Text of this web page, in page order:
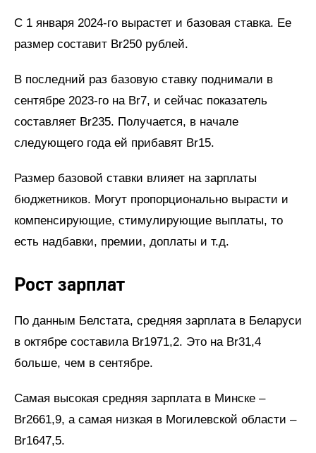
С 1 января 2024-го вырастет и базовая ставка. Ее
размер составит Br250 рублей.
В последний раз базовую ставку поднимали в
сентябре 2023-го на Br7, и сейчас показатель
составляет Br235. Получается, в начале
следующего года ей прибавят Br15.
Размер базовой ставки влияет на зарплаты
бюджетников. Могут пропорционально вырасти и
компенсирующие, стимулирующие выплаты, то
есть надбавки, премии, доплаты и т.д.
Рост зарплат
По данным Белстата, средняя зарплата в Беларуси
в октябре составила Br1971,2. Это на Br31,4
больше, чем в сентябре.
Самая высокая средняя зарплата в Минске –
Br2661,9, а самая низкая в Могилевской области –
Br1647,5.